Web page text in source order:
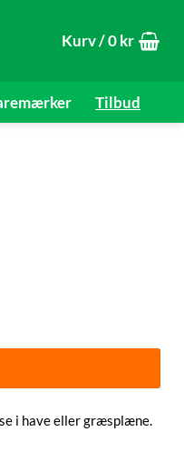
Kurv /0 kr
Tilbud
i have eller græsplæne.